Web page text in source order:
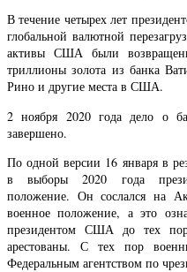
В течение четырех лет
глобальной валютной
активы США были
триллионы золота из банка
Рино и другие места в США.
2 ноября 2020 года дело о
завершено.
По одной версии 16 января в
в выборы 2020 года
положение. Он сослался на
военное положение, а это
президентом США до тех
арестованы. С тех пор
Федеральным агентством по